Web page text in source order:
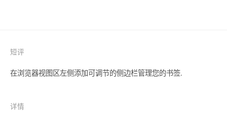
短评
在浏览器视图区左侧添加可调节的侧边栏管理您的书签.
详情